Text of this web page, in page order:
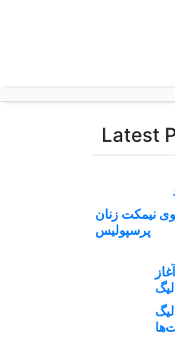
Latest
نیمکت زنان
پرسپولیس
لیگ